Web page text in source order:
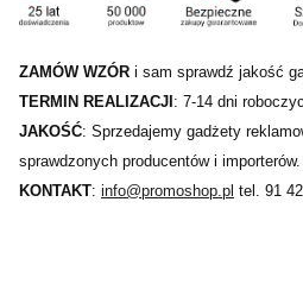
ZAMÓW WZÓR i sam sprawdź jakość
TERMIN REALIZACJI: 7-14 dni
JAKOŚĆ: Sprzedajemy gadżety
sprawdzonych producentów i importerów.
KONTAKT: info@promoshop.pl tel. 91